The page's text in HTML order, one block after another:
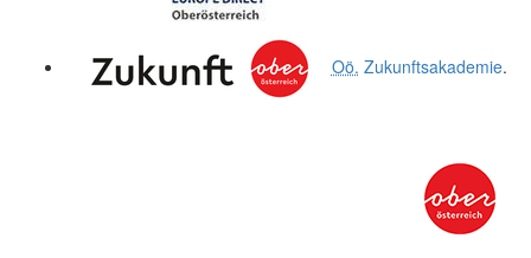
Oö. Zukunftsakademie.